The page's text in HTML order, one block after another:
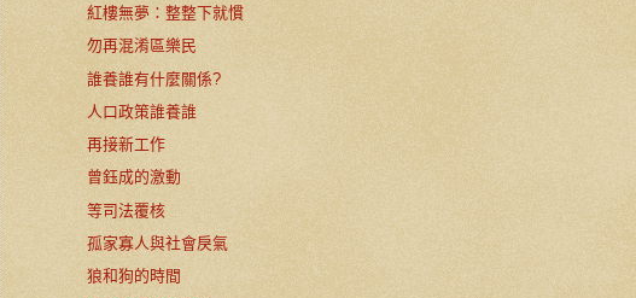
紅樓無夢：整整下就慣
勿再混淆區樂民
誰養誰有什麼關係?
人口政策誰養誰
再接新工作
曾鈺成的激動
等司法覆核
孤家寡人與社會戾氣
狼和狗的時間